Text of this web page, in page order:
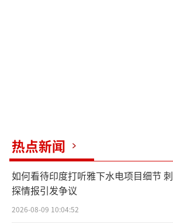
热点新闻
如何看待印度打听雅下水电项目细节 刺
探情报引发争议
2026-08-09 10:04:52